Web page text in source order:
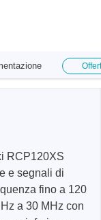
RCP120XS
e segnali di
fino a 120
a 30 MHz con